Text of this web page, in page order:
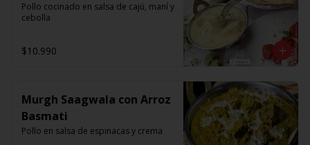
Pollo cocinado en salsa de cajú, maní y
cebolla
$10.990
Murgh Saagwala con Arroz
Basmati
Pollo en salsa de espinacas y crema